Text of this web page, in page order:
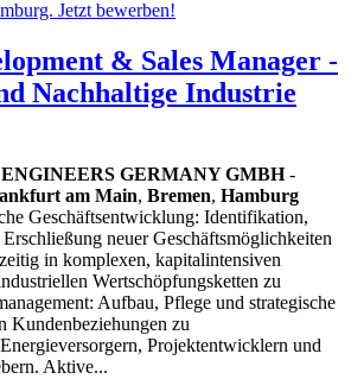
& Sales Manager -
Nachhaltige Industrie
GERMANY GMBH-
am Main, Bremen, Hamburg
Geschäftsentwicklung: Identifikation,
neuer Geschäftsmöglichkeiten
in komplexen, kapitalintensiven
Wertschöpfungsketten zu
Aufbau, Pflege und strategische
Kundenbeziehungen zu
Projektentwicklern und
Aktive...